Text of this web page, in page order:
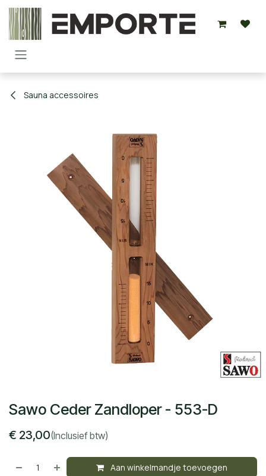
Overslaan naar inhoud
Sauna accessoires
Sawo Ceder Zandloper - 553-D
€ 23,00(Inclusief btw)
Aan winkelmandje toevoegen